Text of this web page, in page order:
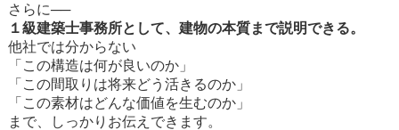
さらに──
１級建築士事務所として、建物の本質まで説明できる。
他社では分からない
「この構造は何が良いのか」
「この間取りは将来どう活きるのか」
「この素材はどんな価値を生むのか」
まで、しっかりお伝えできます。